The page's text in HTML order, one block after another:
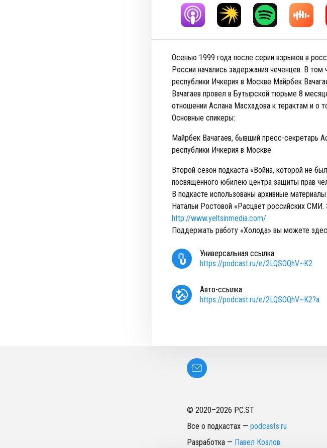
Осенью 1999 года после серии взрывов в
России начались задержания чеченцев. В
республики Ичкерия в Москве Майрбек
Вачагаев провел в Бутырской тюрьме 8
отношении Аслана Масхадова к терактам и о
Основные спикеры:
Майрбек Вачагаев, бывший пресс-секретарь
республики Ичкерия в Москве
Второй сезон подкаста «Война, которой не
посвященного юбилею центра защиты прав
В подкасте использованы архивные
Натальи Ростовой «Расцвет российских СМИ.
http://www.yeltsinmedia.com/
Поддержать работу «Холода» вы можете
Универсальная ссылка
https://podcast.ru/e/2LQSOQhV~K2
Авто-ссылка
https://podcast.ru/e/2LQSOQhV~K2?a
© 2020–2026 PC.ST
Все о подкастах — podcasts.ru
Разработка — Павел Козлов